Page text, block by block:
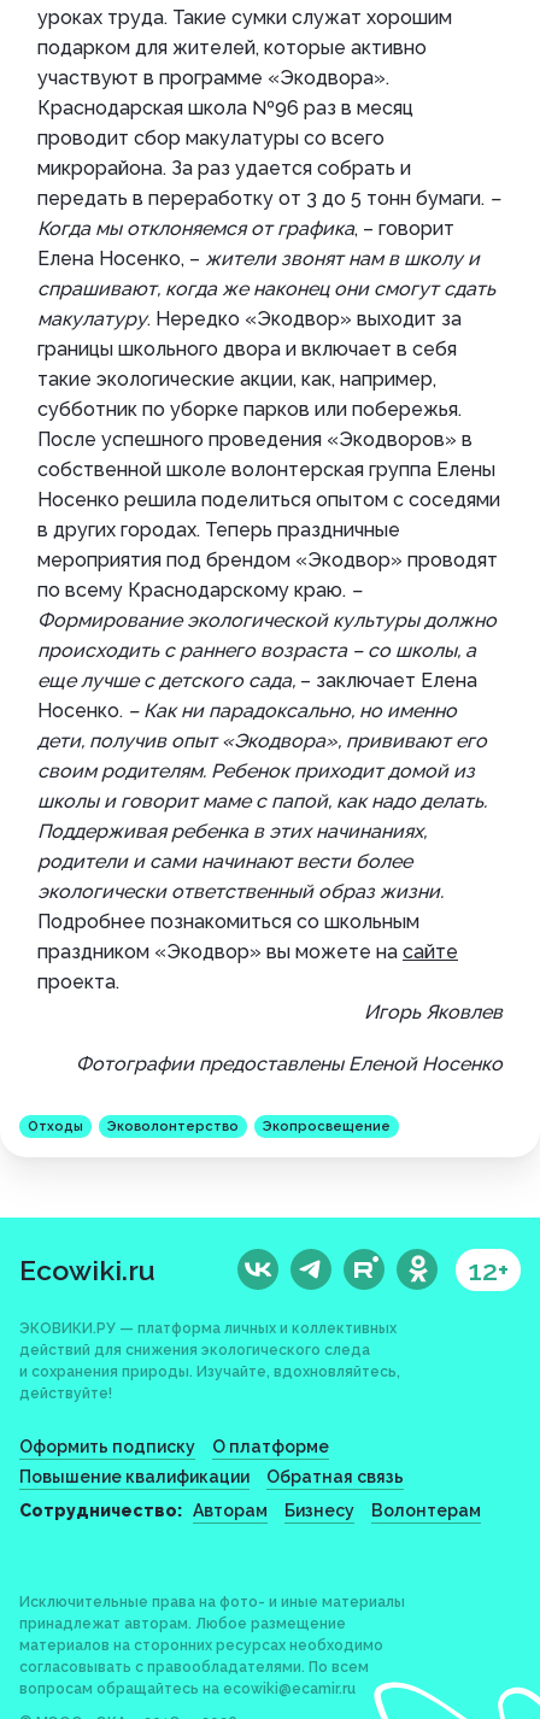
уроках труда. Такие сумки служат хорошим
подарком для жителей, которые активно
участвуют в программе «Экодвора».
Краснодарская школа №96 раз в месяц
проводит сбор макулатуры со всего
микрорайона. За раз удается собрать и
передать в переработку от 3 до 5 тонн бумаги. –
Когда мы отклоняемся от графика, – говорит
Елена Носенко, – жители звонят нам в школу и
спрашивают, когда же наконец они смогут сдать
макулатуру. Нередко «Экодвор» выходит за
границы школьного двора и включает в себя
такие экологические акции, как, например,
субботник по уборке парков или побережья.
После успешного проведения «Экодворов» в
собственной школе волонтерская группа Елены
Носенко решила поделиться опытом с соседями
в других городах. Теперь праздничные
мероприятия под брендом «Экодвор» проводят
по всему Краснодарскому краю. –
Формирование экологической культуры должно
происходить с раннего возраста – со школы, а
еще лучше с детского сада, – заключает Елена
Носенко. – Как ни парадоксально, но именно
дети, получив опыт «Экодвора», прививают его
своим родителям. Ребенок приходит домой из
школы и говорит маме с папой, как надо делать.
Поддерживая ребенка в этих начинаниях,
родители и сами начинают вести более
экологически ответственный образ жизни.
Подробнее познакомиться со школьным
праздником «Экодвор» вы можете на сайте
проекта.
Игорь Яковлев
Фотографии предоставлены Еленой Носенко
Отходы Эковолонтерство Экопросвещение
Ecowiki.ru 12+
ЭКОВИКИ.РУ — платформа личных и коллективных
действий для снижения экологического следа
и сохранения природы. Изучайте, вдохновляйтесь,
действуйте!
Оформить подписку
О платформе
Повышение квалификации
Обратная связь
Сотрудничество: Авторам Бизнесу Волонтерам
Исключительные права на фото- и иные материалы
принадлежат авторам. Любое размещение
материалов на сторонних ресурсах необходимо
согласовывать с правообладателями. По всем
вопросам обращайтесь на ecowiki@ecamir.ru